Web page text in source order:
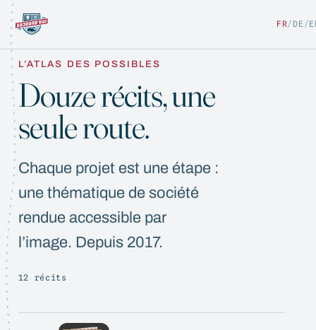
FR/ DE /
L’ATLAS DES POSSIBLES
Douze récits, une
seule route.
Chaque projet est une étape :
une thématique de société
rendue accessible par
l’image. Depuis 2017.
12 récits